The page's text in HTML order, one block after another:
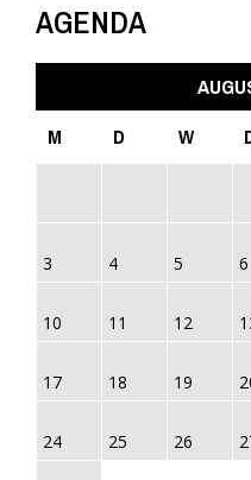
AGENDA
M
D W
3 4 5 6
10 11 12
17 18 19
24 25 26